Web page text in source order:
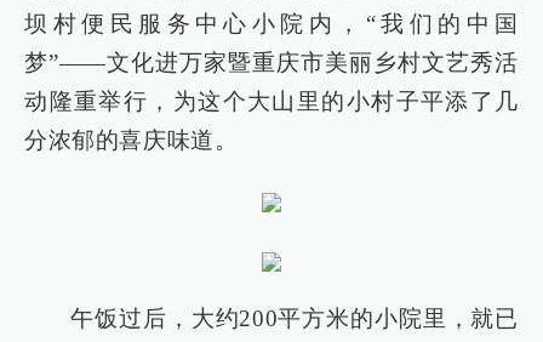
坝村便民服务中心小院内，“我们的中国
梦”——文化进万家暨重庆市美丽乡村文艺秀活
动隆重举行，为这个大山里的小村子平添了几
分浓郁的喜庆味道。
午饭过后，大约200平方米的小院里，就已